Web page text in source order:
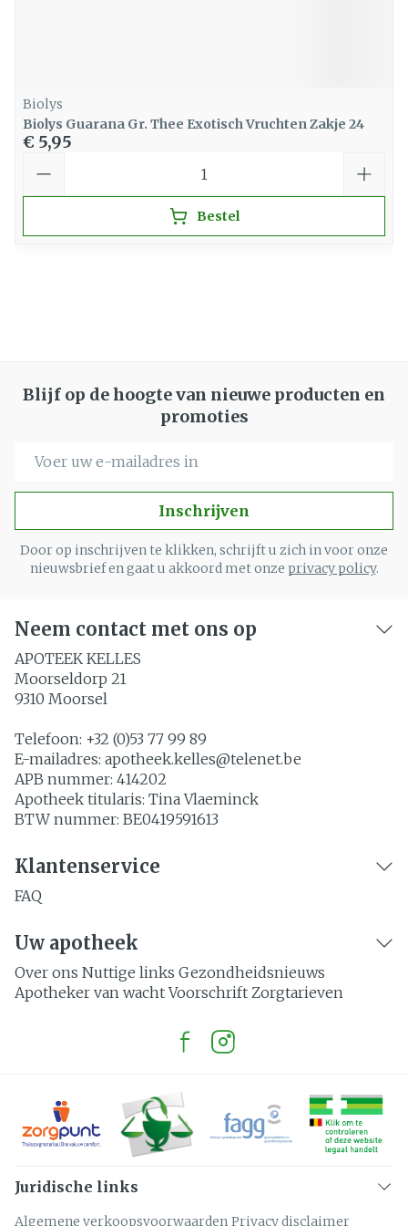
Biolys
Biolys Guarana Gr. Thee Exotisch Vruchten Zakje 24
€ 5,95
Bestel
Blijf op de hoogte van nieuwe producten en
promoties
Inschrijven
Door op inschrijven te klikken, schrijft u zich in voor onze
nieuwsbrief en gaat u akkoord met onze privacy policy.
Neem contact met ons op
APOTEEK KELLES
Moorseldorp 21
9310 Moorsel
Telefoon: +32 (0)53 77 99 89
E-mailadres: apotheek.kelles@telenet.be
APB nummer: 414202
Apotheek titularis: Tina Vlaeminck
BTW nummer: BE0419591613
Klantenservice
FAQ
Uw apotheek
Over ons Nuttige links Gezondheidsnieuws
Apotheker van wacht Voorschrift Zorgtarieven
Juridische links
Algemene verkoopsvoorwaarden Privacy disclaimer